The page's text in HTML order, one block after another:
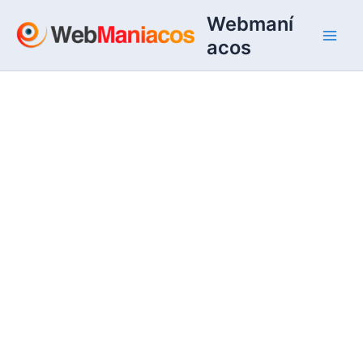
contenido
Webmaní
acos